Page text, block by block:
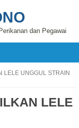
dan Pegawai
LELE UNGGUL STRAIN
LELE